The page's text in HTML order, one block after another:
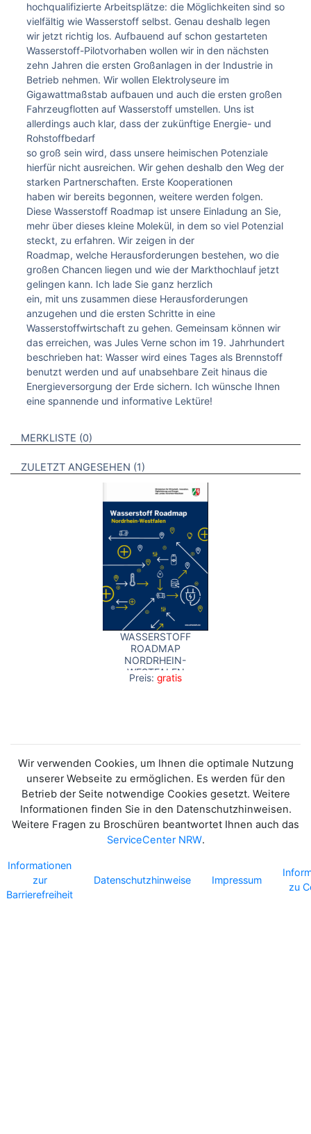
hochqualifizierte Arbeitsplätze: die Möglichkeiten sind so
vielfältig wie Wasserstoff selbst. Genau deshalb legen
wir jetzt richtig los. Aufbauend auf schon gestarteten
Wasserstoff-Pilotvorhaben wollen wir in den nächsten
zehn Jahren die ersten Großanlagen in der Industrie in
Betrieb nehmen. Wir wollen Elektrolyseure im
Gigawattmaßstab aufbauen und auch die ersten großen
Fahrzeugflotten auf Wasserstoff umstellen. Uns ist
allerdings auch klar, dass der zukünftige Energie- und
Rohstoffbedarf
so groß sein wird, dass unsere heimischen Potenziale
hierfür nicht ausreichen. Wir gehen deshalb den Weg der
starken Partnerschaften. Erste Kooperationen
haben wir bereits begonnen, weitere werden folgen.
Diese Wasserstoff Roadmap ist unsere Einladung an Sie,
mehr über dieses kleine Molekül, in dem so viel Potenzial
steckt, zu erfahren. Wir zeigen in der
Roadmap, welche Herausforderungen bestehen, wo die
großen Chancen liegen und wie der Markthochlauf jetzt
gelingen kann. Ich lade Sie ganz herzlich
ein, mit uns zusammen diese Herausforderungen
anzugehen und die ersten Schritte in eine
Wasserstoffwirtschaft zu gehen. Gemeinsam können wir
das erreichen, was Jules Verne schon im 19. Jahrhundert
beschrieben hat: Wasser wird eines Tages als Brennstoff
benutzt werden und auf unabsehbare Zeit hinaus die
Energieversorgung der Erde sichern. Ich wünsche Ihnen
eine spannende und informative Lektüre!
VERWEISE AUF VERMERKTE- ODER ZULETZT ANGESEHENE
MERKLISTE 0 BROSCHÜREN
ZULETZT ANGESEHEN 1 BROSCHÜREN
WASSERSTOFF
ROADMAP
NORDRHEIN-
WESTFALEN
Preis: gratis
Wir verwenden Cookies, um Ihnen die optimale Nutzung
unserer Webseite zu ermöglichen. Es werden für den
Betrieb der Seite notwendige Cookies gesetzt. Weitere
Informationen finden Sie in den Datenschutzhinweisen.
Weitere Fragen zu Broschüren beantwortet Ihnen auch das
ServiceCenter NRW.
Informationen
zur
Barrierefreiheit
Datenschutzhinweise Impressum
zu